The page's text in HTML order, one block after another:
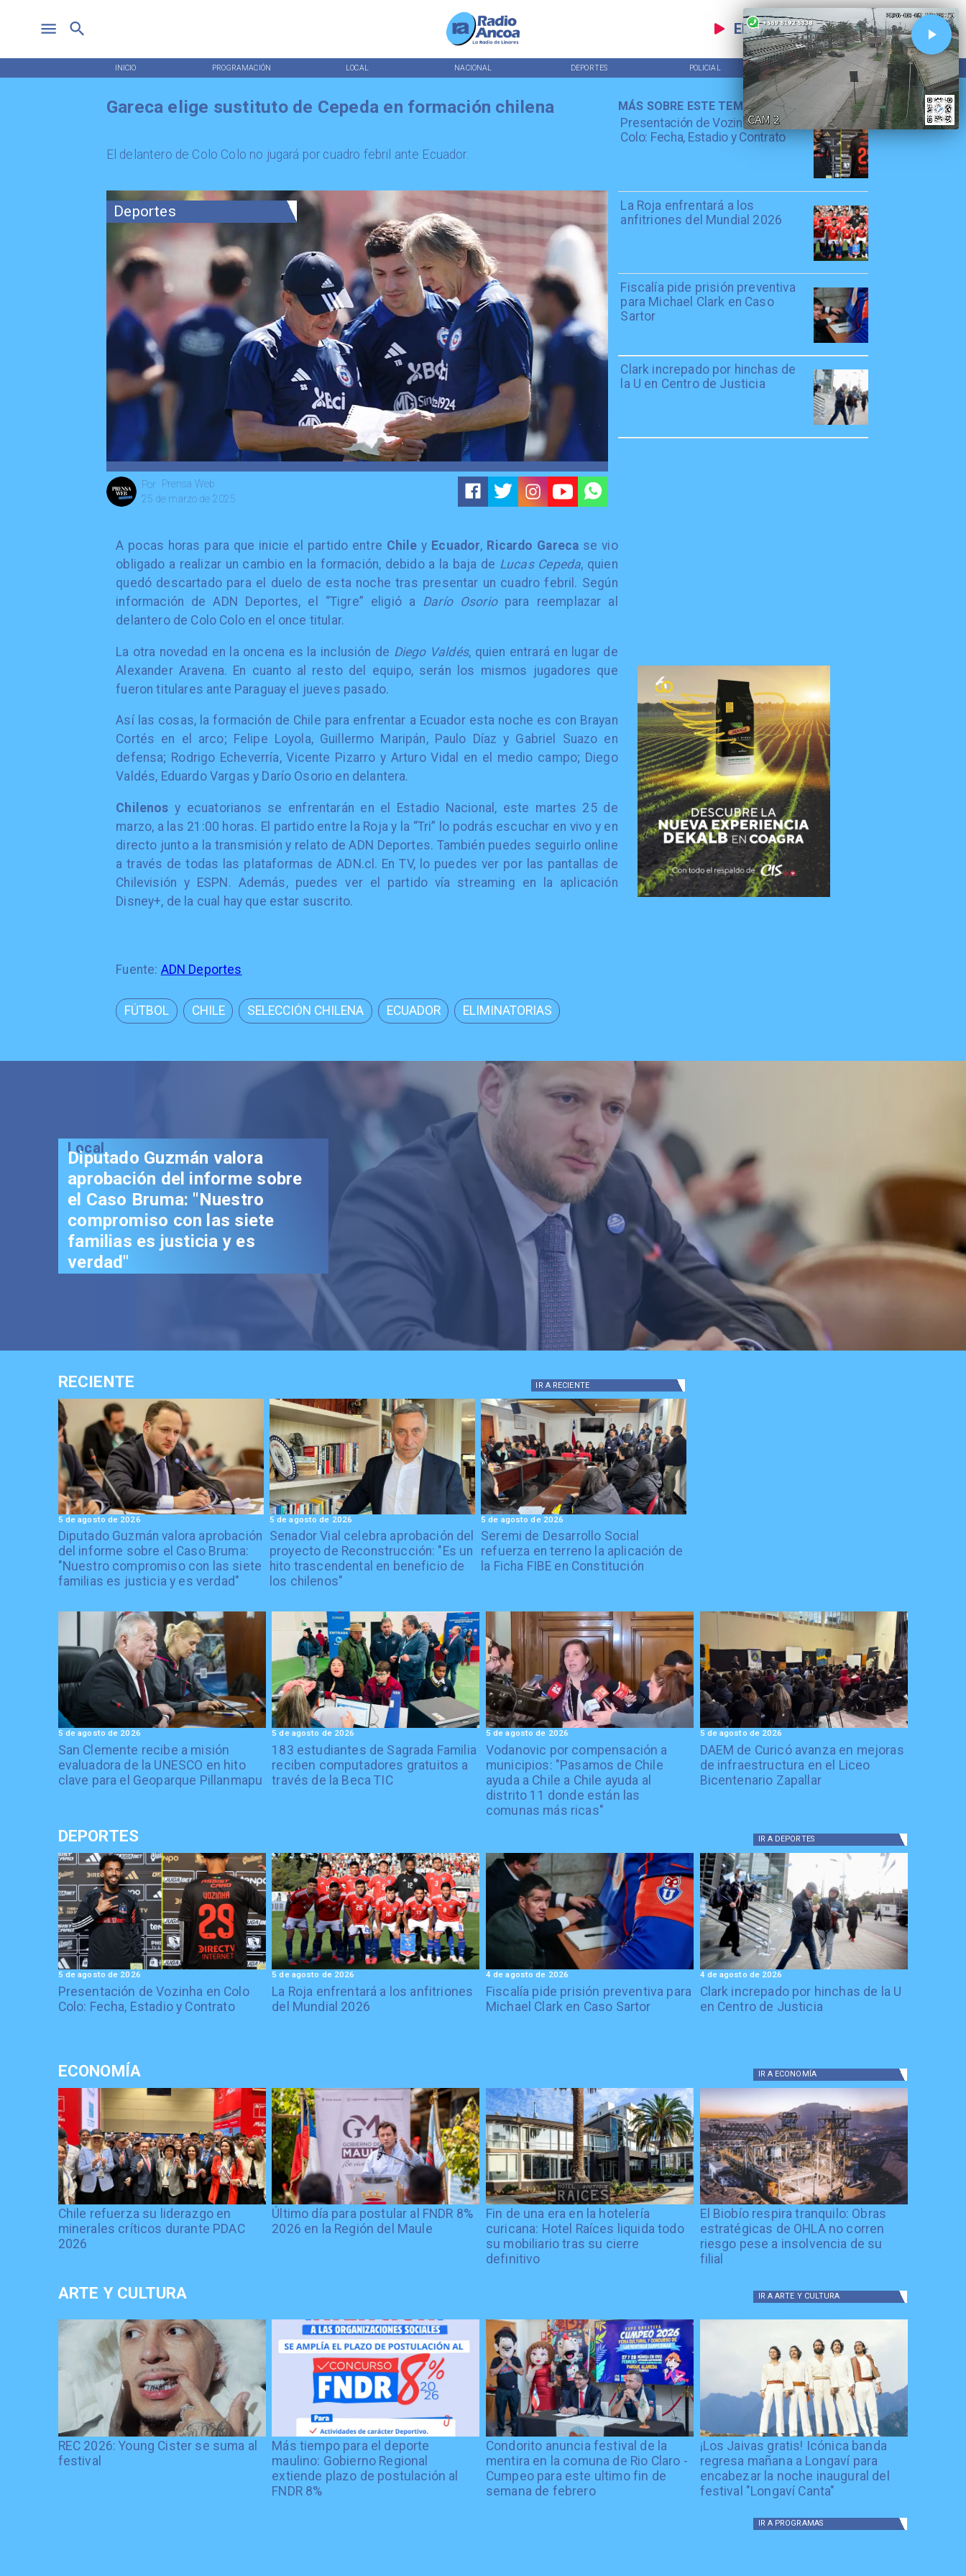
EN VIVO
INICIO PROGRAMACIÓN LOCAL NACIONAL DEPORTES POLICIAL TENDENCIAS
Deportes
Prensa Web
Por
25 de marzo de 2025
Presentación de Vozinha en Colo
Colo: Fecha, Estadio y Contrato
La Roja enfrentará a los
anfitriones del Mundial 2026
Fiscalía pide prisión preventiva
para Michael Clark en Caso
Sartor
Clark increpado por hinchas de
la U en Centro de Justicia
MÁS SOBRE ESTE TEMA
Gareca elige sustituto de Cepeda en formación chilena
El delantero de Colo Colo no jugará por cuadro febril ante Ecuador.
A pocas horas para que inicie el partido entre Chile y Ecuador, Ricardo Gareca se vio
obligado a realizar un cambio en la formación, debido a la baja de Lucas Cepeda, quien
quedó descartado para el duelo de esta noche tras presentar un cuadro febril. Según
información de ADN Deportes, el “Tigre” eligió a Darío Osoriopara reemplazar al
delantero de Colo Colo en el once titular.
La otra novedad en la oncena es la inclusión de Diego Valdés, quien entrará en lugar de
Alexander Aravena. En cuanto al resto del equipo, serán los mismos jugadores que
fueron titulares ante Paraguay el jueves pasado.
Así las cosas, la formación de Chile para enfrentar a Ecuador esta noche es con Brayan
Cortés en el arco; Felipe Loyola, Guillermo Maripán, Paulo Díaz y Gabriel Suazo en
defensa; Rodrigo Echeverría, Vicente Pizarro y Arturo Vidal en el medio campo; Diego
Valdés, Eduardo Vargas y Darío Osorio en delantera.
Chilenos y ecuatorianos se enfrentarán en el Estadio Nacional, este martes 25 de
marzo, a las 21:00 horas. El partido entre la Roja y la “Tri” lo podrás escuchar en vivo y en
directo junto a la transmisión y relato de ADN Deportes. También puedes seguirlo online
a través de todas las plataformas de ADN.cl. En TV, lo puedes ver por las pantallas de
Chilevisión y ESPN. Además, puedes ver el partido vía streaming en la aplicación
Disney+, de la cual hay que estar suscrito.
Fuente: ADN Deportes
FÚTBOL CHILE SELECCIÓN CHILENA ECUADOR ELIMINATORIAS
Local
Diputado Guzmán valora
aprobación del informe sobre
el Caso Bruma: "Nuestro
compromiso con las siete
familias es justicia y es
verdad"
RECIENTE IR A RECIENTE
Diputado Guzmán valora aprobación
del informe sobre el Caso Bruma:
"Nuestro compromiso con las siete
familias es justicia y es verdad"
5 de agosto de 2026
Senador Vial celebra aprobación del
proyecto de Reconstrucción: "Es un
hito trascendental en beneficio de
los chilenos"
5 de agosto de 2026
Seremi de Desarrollo Social
refuerza en terreno la aplicación de
la Ficha FIBE en Constitución
5 de agosto de 2026
San Clemente recibe a misión
evaluadora de la UNESCO en hito
clave para el Geoparque Pillanmapu
5 de agosto de 2026
183 estudiantes de Sagrada Familia
reciben computadores gratuitos a
través de la Beca TIC
5 de agosto de 2026
Vodanovic por compensación a
municipios: "Pasamos de Chile
ayuda a Chile a Chile ayuda al
distrito 11 donde están las
comunas más ricas"
5 de agosto de 2026
DAEM de Curicó avanza en mejoras
de infraestructura en el Liceo
Bicentenario Zapallar
5 de agosto de 2026
DEPORTES IR A DEPORTES
Presentación de Vozinha en Colo
Colo: Fecha, Estadio y Contrato
5 de agosto de 2026
La Roja enfrentará a los anfitriones
del Mundial 2026
5 de agosto de 2026
Fiscalía pide prisión preventiva para
Michael Clark en Caso Sartor
4 de agosto de 2026
Clark increpado por hinchas de la U
en Centro de Justicia
4 de agosto de 2026
ECONOMÍA IR A ECONOMÍA
Chile refuerza su liderazgo en
minerales críticos durante PDAC
2026
Último día para postular al FNDR 8%
2026 en la Región del Maule
Fin de una era en la hotelería
curicana: Hotel Raíces liquida todo
su mobiliario tras su cierre
definitivo
El Biobío respira tranquilo: Obras
estratégicas de OHLA no corren
riesgo pese a insolvencia de su
filial
ARTE Y CULTURA IR A ARTE Y CULTURA
REC 2026: Young Cister se suma al
festival
Más tiempo para el deporte
maulino: Gobierno Regional
extiende plazo de postulación al
FNDR 8%
Condorito anuncia festival de la
mentira en la comuna de Rio Claro -
Cumpeo para este ultimo fin de
semana de febrero
¡Los Jaivas gratis! Icónica banda
regresa mañana a Longaví para
encabezar la noche inaugural del
festival "Longaví Canta"
IR A PROGRAMAS